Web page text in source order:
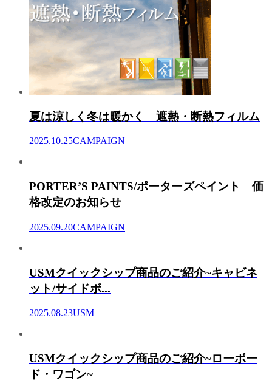
夏は涼しく冬は暖かく 遮熱・断熱フィルム
2025.10.25CAMPAIGN
PORTER’S PAINTS/ポーターズペイント 価
格改定のお知らせ
2025.09.20CAMPAIGN
USMクイックシップ商品のご紹介~キャビネ
ット/サイドボ...
2025.08.23USM
USMクイックシップ商品のご紹介~ローボー
ド・ワゴン~